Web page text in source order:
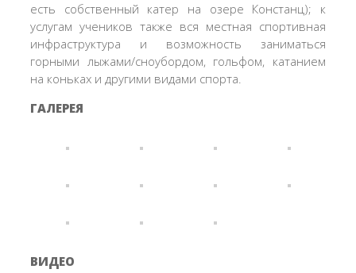
есть собственный катер на озере Констанц); к
услугам учеников также вся местная спортивная
инфраструктура и возможность заниматься
горными лыжами/сноубордом, гольфом, катанием
на коньках и другими видами спорта.
ГАЛЕРЕЯ
ВИДЕО